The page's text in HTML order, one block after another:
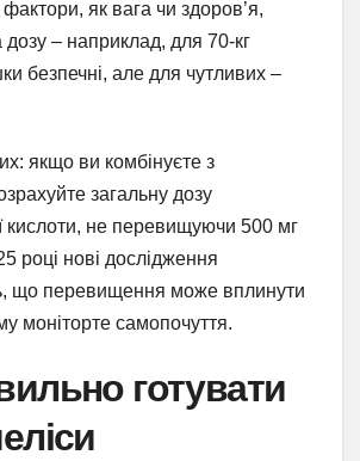
фактори, як вага чи здоров’я,
– наприклад, для 70-кг
безпечні, але для чутливих –
якщо ви комбінуєте з
загальну дозу
кислоти, не перевищуючи 500 мг
році нові дослідження
що перевищення може вплинути
моніторте самопочуття.
готувати